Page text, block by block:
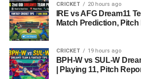
CRICKET 20 hours ago
IRE vs AFG Dream11
Match Prediction,
CRICKET 19 hours ago
BPH-W vs SUL-W
| Playing 11, Pitch